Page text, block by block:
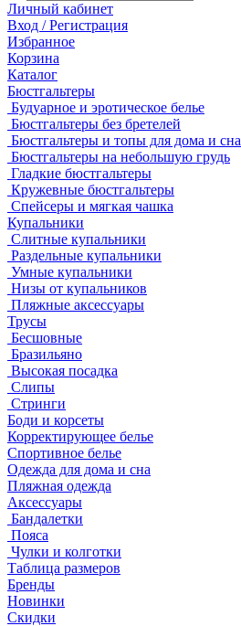
Личный кабинет
Вход / Регистрация
Избранное
Корзина
Каталог
Бюстгальтеры
Будуарное и эротическое белье
Бюстгальтеры без бретелей
Бюстгальтеры и топы для дома и сна
Бюстгальтеры на небольшую грудь
Гладкие бюстгальтеры
Кружевные бюстгальтеры
Спейсеры и мягкая чашка
Купальники
Слитные купальники
Раздельные купальники
Умные купальники
Низы от купальников
Пляжные аксессуары
Трусы
Бесшовные
Бразильяно
Высокая посадка
Слипы
Стринги
Боди и корсеты
Корректирующее белье
Спортивное белье
Одежда для дома и сна
Пляжная одежда
Аксессуары
Бандалетки
Пояса
Чулки и колготки
Таблица размеров
Бренды
Новинки
Скидки